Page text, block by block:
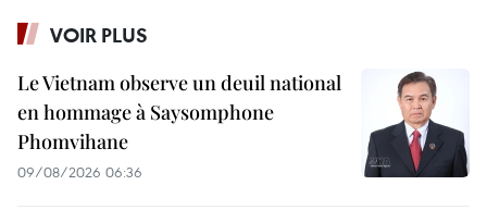
VOIR PLUS
Le Vietnam observe un deuil national
en hommage à Saysomphone
Phomvihane
09/08/2026 06:36